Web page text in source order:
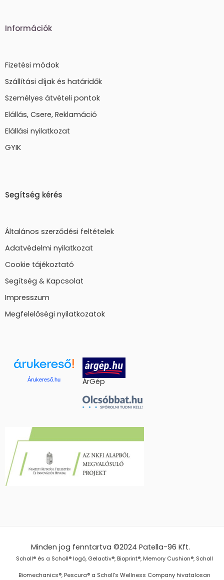
Információk
Fizetési módok
Szállítási díjak és határidők
Személyes átvételi pontok
Elállás, Csere, Reklamáció
Elállási nyilatkozat
GYIK
Segítség kérés
Általános szerződési feltételek
Adatvédelmi nyilatkozat
Cookie tájékoztató
Segítség & Kapcsolat
Impresszum
Megfelelőségi nyilatkozatok
Árukereső.hu ÁrGép
Minden jog fenntartva ©2024Patella-96 Kft.
Scholl® és a Scholl® logó, Gelactiv®, Bioprint®, Memory Cushion®, Scholl
Biomechanics®, Pescura® a Scholl’s Wellness Company hivatalosan